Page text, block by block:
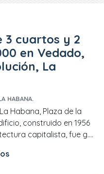
3 cuartos y 2
en Vedado,
La
HABANA.
Habana, Plaza de la
construido en 1956
capitalista, fue g....